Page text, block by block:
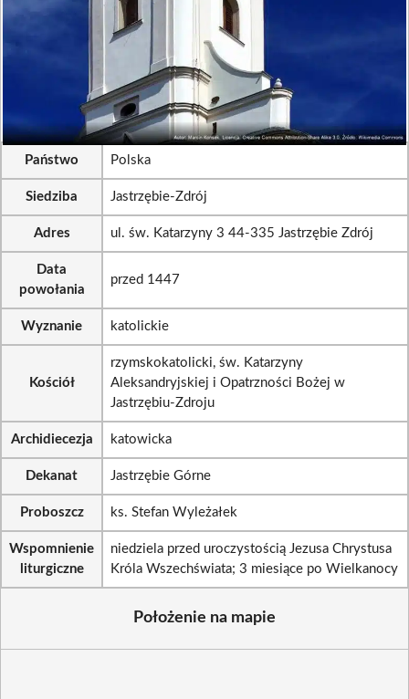
Państwo Polska
Siedziba Jastrzębie-Zdrój
Adres ul. św. Katarzyny 3 44-335 Jastrzębie Zdrój
Data
powołania
przed 1447
Wyznanie katolickie
Kościół
rzymskokatolicki, św. Katarzyny
Aleksandryjskiej i Opatrzności Bożej w
Jastrzębiu-Zdroju
Archidiecezja katowicka
Dekanat Jastrzębie Górne
Proboszcz ks. Stefan Wyleżałek
Wspomnienie
liturgiczne
niedziela przed uroczystością Jezusa Chrystusa
Króla Wszechświata; 3 miesiące po Wielkanocy
Położenie na mapie